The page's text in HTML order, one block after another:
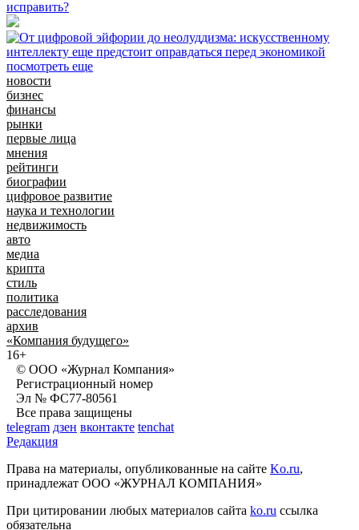
исправить?
посмотреть еще
новости
бизнес
финансы
рынки
первые лица
мнения
рейтинги
биографии
цифровое развитие
наука и технологии
недвижимость
авто
медиа
крипта
стиль
политика
расследования
архив
«Компания будущего»
16+
© ООО «Журнал Компания»
Регистрационный номер
Эл № ФС77-80561
Все права защищены
telegram дзен вконтакте tenchat
Редакция
Права на материалы, опубликованные на сайте Ko.ru,
принадлежат ООО «ЖУРНАЛ КОМПАНИЯ»
При цитировании любых материалов сайта ko.ru ссылка
обязательна